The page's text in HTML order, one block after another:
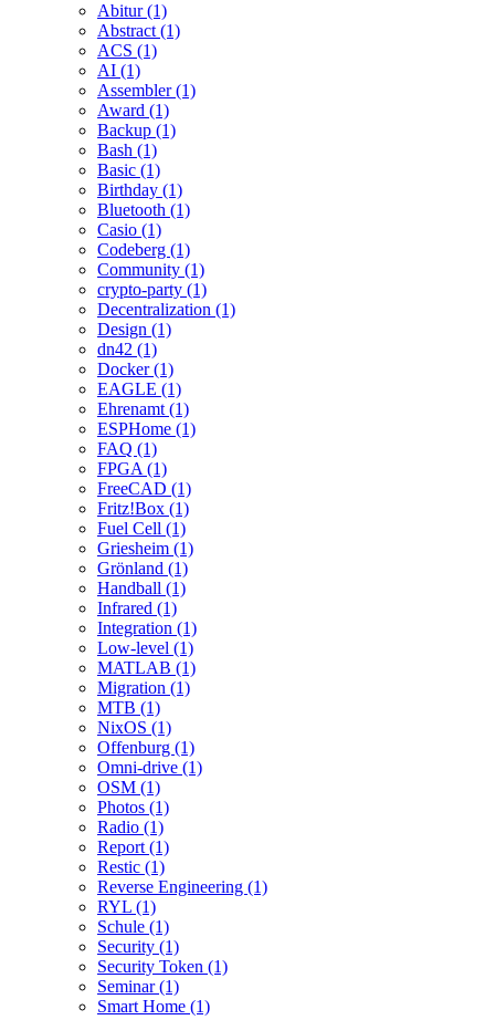
Abitur (1)
Abstract (1)
ACS (1)
AI (1)
Assembler (1)
Award (1)
Backup (1)
Bash (1)
Basic (1)
Birthday (1)
Bluetooth (1)
Casio (1)
Codeberg (1)
Community (1)
crypto-party (1)
Decentralization (1)
Design (1)
dn42 (1)
Docker (1)
EAGLE (1)
Ehrenamt (1)
ESPHome (1)
FAQ (1)
FPGA (1)
FreeCAD (1)
Fritz!Box (1)
Fuel Cell (1)
Griesheim (1)
Grönland (1)
Handball (1)
Infrared (1)
Integration (1)
Low-level (1)
MATLAB (1)
Migration (1)
MTB (1)
NixOS (1)
Offenburg (1)
Omni-drive (1)
OSM (1)
Photos (1)
Radio (1)
Report (1)
Restic (1)
Reverse Engineering (1)
RYL (1)
Schule (1)
Security (1)
Security Token (1)
Seminar (1)
Smart Home (1)